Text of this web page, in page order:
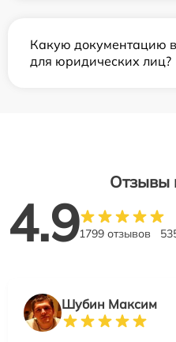
Какую документацию
для юридических лиц?
Отзывы
4.91799 отзывов
Шубин Максим